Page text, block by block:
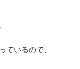
ているので、